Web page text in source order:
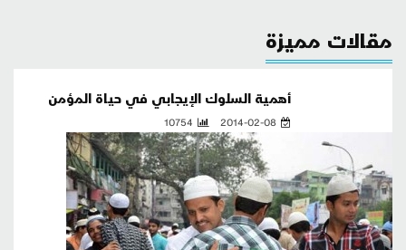
مقالات مميزة
أهمية السلوك الإيجابي في حياة المؤمن
2014-02-08
10754